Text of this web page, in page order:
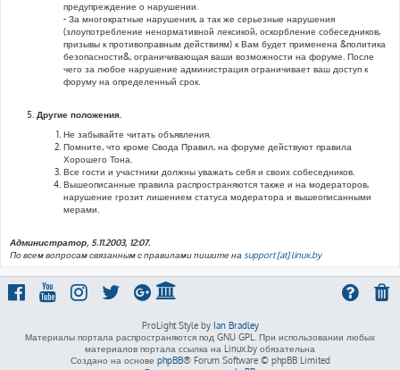
предупреждение о нарушении.
- За многократные нарушения, а так же серьезные нарушения
(злоупотребление ненормативной лексикой, оскорбление собеседников,
призывы к противоправным действиям) к Вам будет применена &политика
безопасности&, ограничивающая ваши возможности на форуме. После
чего за любое нарушение администрация ограничивает ваш доступ к
форуму на определенный срок.
Другие положения.
Не забывайте читать объявления.
Помните, что кроме Свода Правил, на форуме действуют правила
Хорошего Тона.
Все гости и участники должны уважать себя и своих собеседников.
Вышеописанные правила распространяются также и на модераторов,
нарушение грозит лишением статуса модератора и вышеописанными
мерами.
Администратор, 5.11.2003, 12:07.
По всем вопросам связанным с правилами пишите на support [at] linux.by
ProLight Style by Ian Bradley
Материалы портала распространяются под GNU GPL. При использовании любых
материалов портала ссылка на Linux.by обязательна
Создано на основе phpBB® Forum Software © phpBB Limited